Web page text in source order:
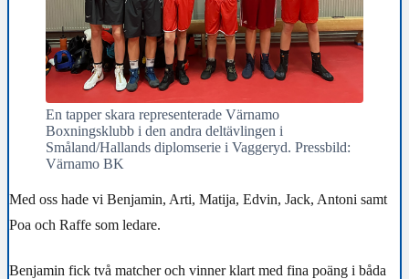
En tapper skara representerade Värnamo
Boxningsklubb i den andra deltävlingen i
Småland/Hallands diplomserie i Vaggeryd. Pressbild:
Värnamo BK
Med oss hade vi Benjamin, Arti, Matija, Edvin, Jack, Antoni samt
Poa och Raffe som ledare.
Benjamin fick två matcher och vinner klart med fina poäng i båda